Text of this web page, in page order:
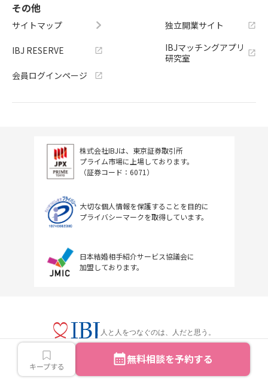
キープする 無料相談を予約する
その他
サイトマップ
IBJ RESERVE
会員ログインページ
独立開業サイト
IBJマッチングアプリ
研究室
株式会社IBJは、東京証券取引所
プライム市場に上場しております。
（証券コード：6071）
大切な個人情報を保護することを目的に
プライバシーマークを取得しています。
日本結婚相手紹介サービス協議会に
加盟しております。
人と人をつなぐのは、人だと思う。